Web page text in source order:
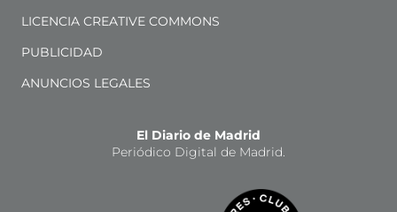
LICENCIA CREATIVE COMMONS
PUBLICIDAD
ANUNCIOS LEGALES
El Diario de Madrid
Periódico Digital de Madrid.